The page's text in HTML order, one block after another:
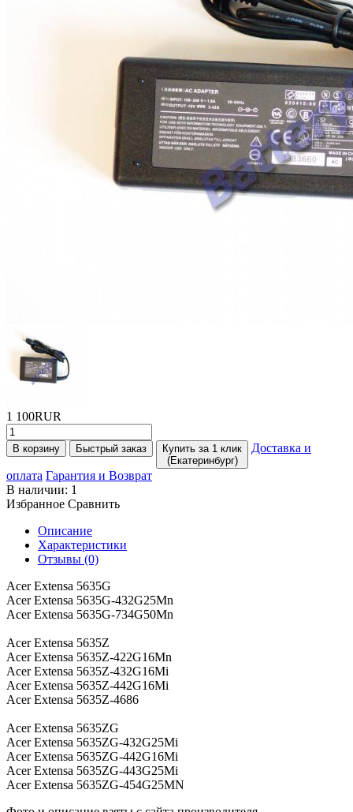
1 100RUR
В корзину Быстрый заказ
Купить за 1 клик
(Екатеринбург)
Доставка и
оплата Гарантия и Возврат
В наличии: 1
Избранное Сравнить
Описание
Характеристики
Отзывы (0)
Acer Extensa 5635G
Acer Extensa 5635G-432G25Mn
Acer Extensa 5635G-734G50Mn
Acer Extensa 5635Z
Acer Extensa 5635Z-422G16Mn
Acer Extensa 5635Z-432G16Mi
Acer Extensa 5635Z-442G16Mi
Acer Extensa 5635Z-4686
Acer Extensa 5635ZG
Acer Extensa 5635ZG-432G25Mi
Acer Extensa 5635ZG-442G16Mi
Acer Extensa 5635ZG-443G25Mi
Acer Extensa 5635ZG-454G25MN